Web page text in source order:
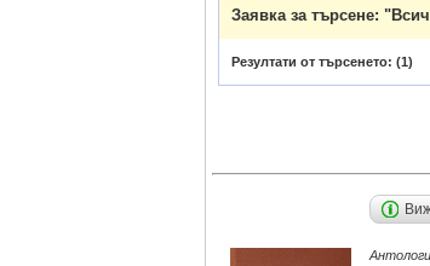
Заявка за търсене:
Резултати от търсенето: (1)